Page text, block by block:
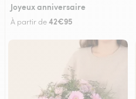
Joyeux anniversaire
À partir de42€95